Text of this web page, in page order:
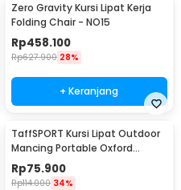
Zero Gravity Kursi Lipat Kerja
Folding Chair - NO15
Rp458.100
Rp627.900 28%
+ Keranjang
TaffSPORT Kursi Lipat Outdoor
Mancing Portable Oxford
Folding Chair L 38x38x65cm -
AAN147
Rp75.900
Rp114.000 34%